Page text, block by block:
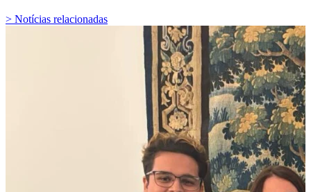
> Notícias relacionadas